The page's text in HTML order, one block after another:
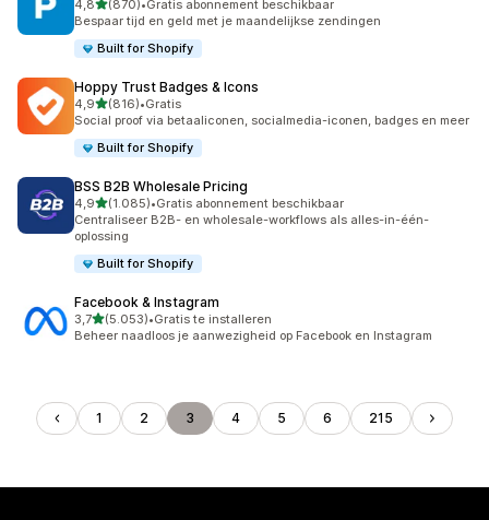
4,8van 5 sterren
(870)
870 recensies in totaal
•Gratis abonnement beschikbaar
Bespaar tijd en geld met je maandelijkse zendingen
Built for Shopify
Hoppy Trust Badges & Icons
4,9van 5 sterren
(816)
816 recensies in totaal
•Gratis
Social proof via betaaliconen, socialmedia-iconen, badges en meer
Built for Shopify
BSS B2B Wholesale Pricing
4,9van 5 sterren
(1.085)
1085 recensies in totaal
•Gratis abonnement beschikbaar
Centraliseer B2B- en wholesale-workflows als alles-in-één-
oplossing
Built for Shopify
Facebook & Instagram
3,7van 5 sterren
(5.053)
5053 recensies in totaal
•Gratis te installeren
Beheer naadloos je aanwezigheid op Facebook en Instagram
1 2 3 4 5 6 215